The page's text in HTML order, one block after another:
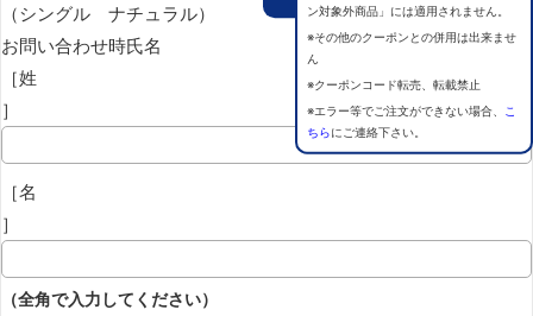
ン対象外商品」には適用されません。
※その他のクーポンとの併用は出来ませ
ん
※クーポンコード転売、転載禁止
※エラー等でご注文ができない場合、
こ
ちらにご連絡下さい。
（シングル ナチュラル）
お問い合わせ時氏名
［姓
］
［名
］
（全角で入力してください）